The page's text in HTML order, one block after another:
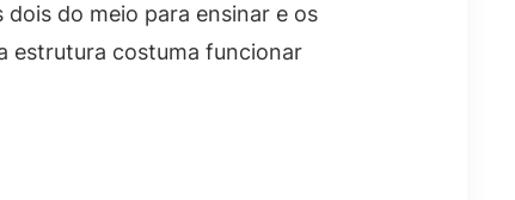
do meio para ensinar e os
estrutura costuma funcionar